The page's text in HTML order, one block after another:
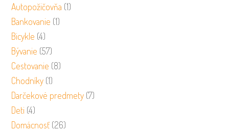
Autopožičovňa (1)
Bankovanie (1)
Bicykle (4)
Bývanie (57)
Cestovanie (8)
Chodníky (1)
Darčekové predmety (7)
Deti (4)
Domácnosť (26)